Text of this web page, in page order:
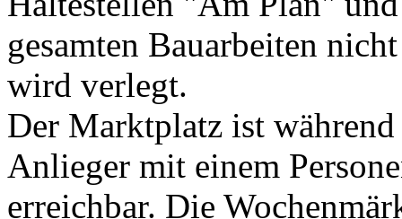
gesamten Bauarbeiten
wird verlegt.
Der Marktplatz ist während
Anlieger mit einem
erreichbar. Die